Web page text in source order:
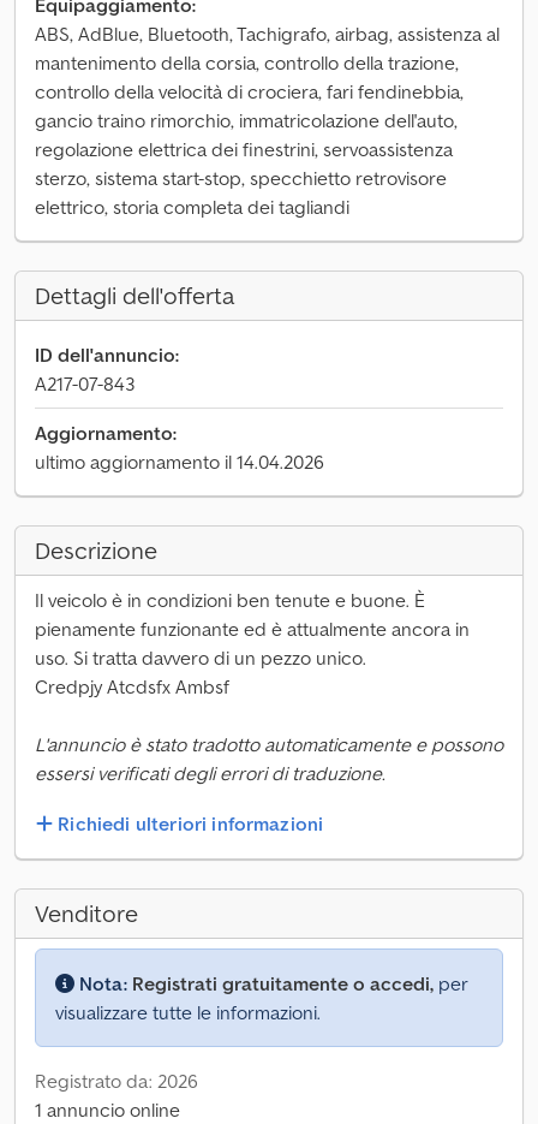
Equipaggiamento:
ABS, AdBlue, Bluetooth, Tachigrafo, airbag, assistenza al
mantenimento della corsia, controllo della trazione,
controllo della velocità di crociera, fari fendinebbia,
gancio traino rimorchio, immatricolazione dell'auto,
regolazione elettrica dei finestrini, servoassistenza
sterzo, sistema start-stop, specchietto retrovisore
elettrico, storia completa dei tagliandi
Dettagli dell'offerta
ID dell'annuncio:
A217-07-843
Aggiornamento:
ultimo aggiornamento il 14.04.2026
Descrizione
Il veicolo è in condizioni ben tenute e buone. È
pienamente funzionante ed è attualmente ancora in
uso. Si tratta davvero di un pezzo unico.
Credpjy Atcdsfx Ambsf
L'annuncio è stato tradotto automaticamente e possono
essersi verificati degli errori di traduzione.
Richiedi ulteriori informazioni
Venditore
Nota: Registrati gratuitamente o accedi, per
visualizzare tutte le informazioni.
Registrato da: 2026
1 annuncio online